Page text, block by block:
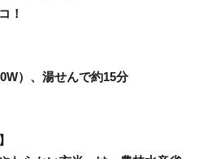
！
）、湯せんで約15分